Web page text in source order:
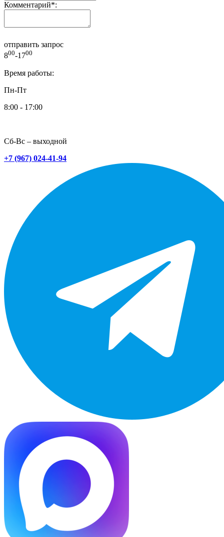
Комментарий*:
отправить запрос
800-1700
Время работы:
Пн-Пт
8:00 - 17:00
Сб-Вс – выходной
+7 (967) 024-41-94